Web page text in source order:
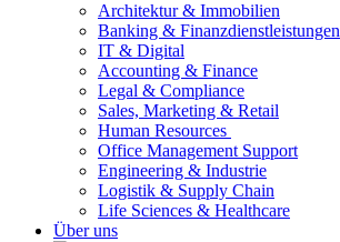
Architektur & Immobilien
Banking & Finanzdienstleistungen
IT & Digital
Accounting & Finance
Legal & Compliance
Sales, Marketing & Retail
Human Resources
Office Management Support
Engineering & Industrie
Logistik & Supply Chain
Life Sciences & Healthcare
Über uns